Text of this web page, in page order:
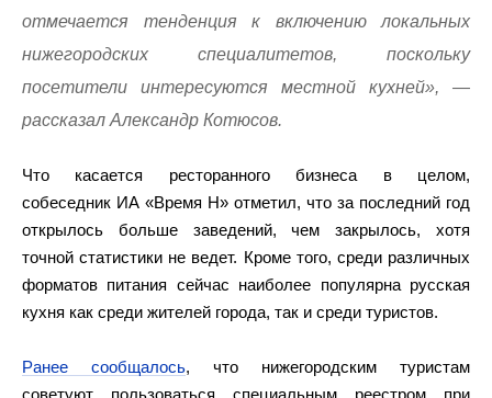
отмечается тенденция к включению локальных
нижегородских специалитетов, поскольку
посетители интересуются местной кухней», —
рассказал Александр Котюсов.
Что касается ресторанного бизнеса в целом,
собеседник ИА «Время Н» отметил, что за последний год
открылось больше заведений, чем закрылось, хотя
точной статистики не ведет. Кроме того, среди различных
форматов питания сейчас наиболее популярна русская
кухня как среди жителей города, так и среди туристов.
Ранее сообщалось, что нижегородским туристам
советуют пользоваться специальным реестром при